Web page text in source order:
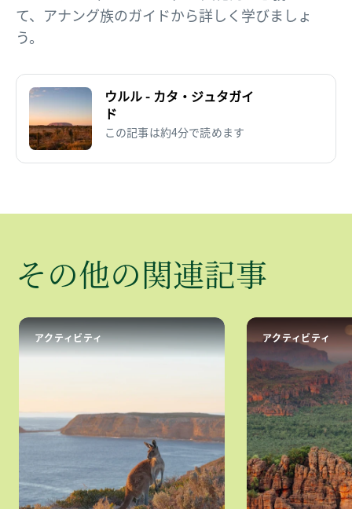
て、アナング族のガイドから詳しく学びましょ
う。
ウルル - カタ・ジュタガイ
ド
この記事は約4分で読めます
​その​他の​関連記事
アクティビティ アクティビティ